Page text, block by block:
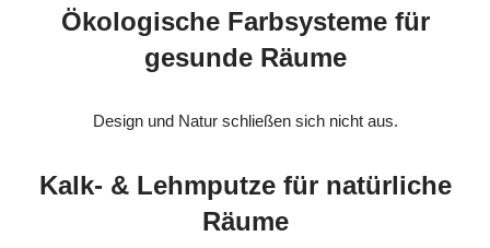
Ökologische Farbsysteme für
gesunde Räume
Design und Natur schließen sich nicht aus.
Kalk- & Lehmputze für natürliche
Räume